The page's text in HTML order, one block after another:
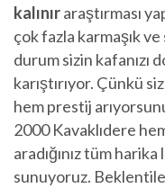
kalınıraraştırması
çok fazla karmaşık ve
durum sizin kafanızı
karıştırıyor. Çünkü
hem prestij
2000 Kavaklıdere
aradığınız tüm
sunuyoruz.